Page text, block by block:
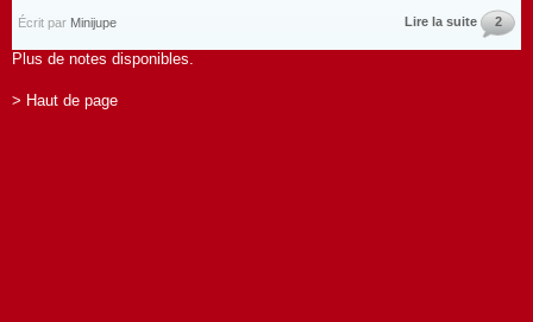
Écrit par Minijupe Lire la suite 2
Plus de notes disponibles.
> Haut de page